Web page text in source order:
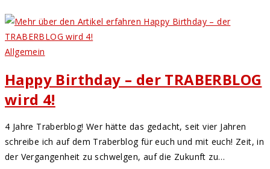
Allgemein
Happy Birthday – der TRABERBLOG
wird 4!
4 Jahre Traberblog! Wer hätte das gedacht, seit vier Jahren
schreibe ich auf dem Traberblog für euch und mit euch! Zeit, in
der Vergangenheit zu schwelgen, auf die Zukunft zu…